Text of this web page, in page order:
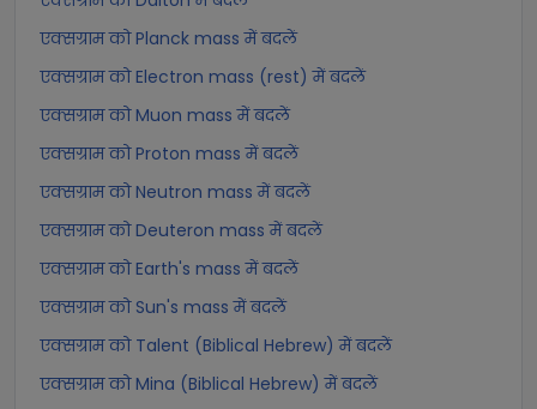
एक्सग्राम को Planck mass में बदलें
एक्सग्राम को Electron mass (rest) में बदलें
एक्सग्राम को Muon mass में बदलें
एक्सग्राम को Proton mass में बदलें
एक्सग्राम को Neutron mass में बदलें
एक्सग्राम को Deuteron mass में बदलें
एक्सग्राम को Earth's mass में बदलें
एक्सग्राम को Sun's mass में बदलें
एक्सग्राम को Talent (Biblical Hebrew) में बदलें
एक्सग्राम को Mina (Biblical Hebrew) में बदलें